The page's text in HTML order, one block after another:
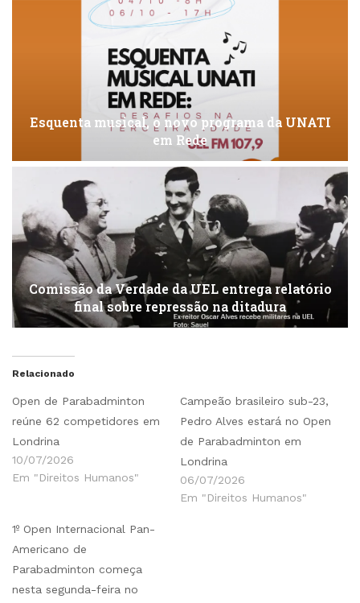
Esquenta musical, o novo programa da UNATI
em Rede
Comissão da Verdade da UEL entrega relatório
final sobre repressão na ditadura
Relacionado
Open de Parabadminton
reúne 62 competidores em
Londrina
10/07/2026
Em "Direitos Humanos"
Campeão brasileiro sub-23,
Pedro Alves estará no Open
de Parabadminton em
Londrina
06/07/2026
Em "Direitos Humanos"
1º Open Internacional Pan-
Americano de
Parabadminton começa
nesta segunda-feira no